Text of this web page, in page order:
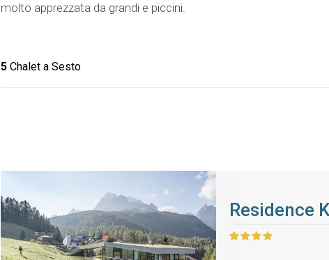
molto apprezzata da grandi e piccini.
5 Chalet a Sesto
Residence